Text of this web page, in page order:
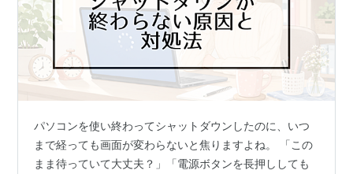
パソコンを使い終わってシャットダウンしたのに、いつ
まで経っても画面が変わらないと焦りますよね。 「この
まま待っていて大丈夫？」「電源ボタンを長押ししても